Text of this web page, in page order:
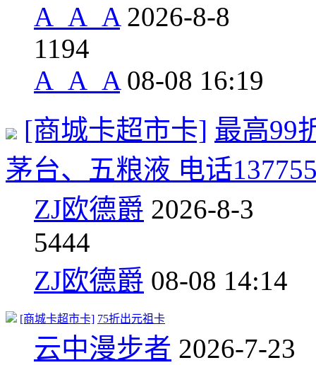
A_A_A 2026-8-8
1194
A_A_A 08-08 16:19
[商城卡超市卡] 最高99
茅台、五粮液 电话
ZJ欧德爵 2026-8-3
5444
ZJ欧德爵 08-08 14:14
[商城卡超市卡] 75折出元祖卡
云中漫步者 2026-7-23